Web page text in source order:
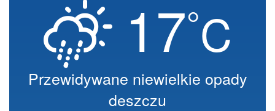
17°C
Przewidywane niewielkie opady
deszczu